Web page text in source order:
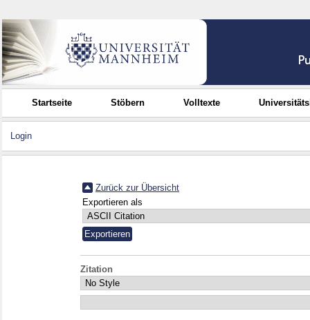
Startseite Stöbern Volltexte
Login
Zurück zur Übersicht
Exportieren als
Zitation